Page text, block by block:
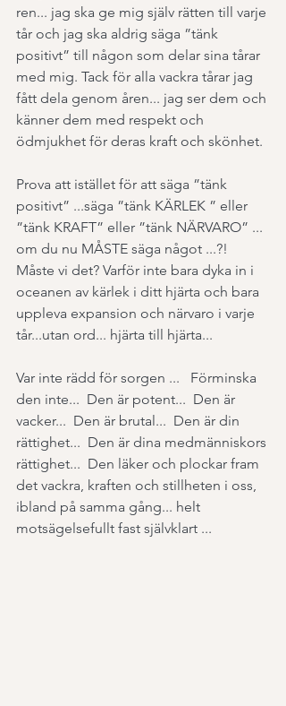
ren... jag ska ge mig själv rätten till varje
tår och jag ska aldrig säga ”tänk
positivt” till någon som delar sina tårar
med mig. Tack för alla vackra tårar jag
fått dela genom åren... jag ser dem och
känner dem med respekt och
ödmjukhet för deras kraft och skönhet.
Prova att istället för att säga ”tänk
positivt” ...säga ”tänk KÄRLEK ” eller
”tänk KRAFT” eller ”tänk NÄRVARO” ...
om du nu MÅSTE säga något ...?!
Måste vi det? Varför inte bara dyka in i
oceanen av kärlek i ditt hjärta och bara
uppleva expansion och närvaro i varje
tår...utan ord... hjärta till hjärta...
Var inte rädd för sorgen ...   Förminska
den inte...  Den är potent...  Den är
vacker...  Den är brutal...  Den är din
rättighet...  Den är dina medmänniskors
rättighet...  Den läker och plockar fram
det vackra, kraften och stillheten i oss,
ibland på samma gång... helt
motsägelsefullt fast självklart ...